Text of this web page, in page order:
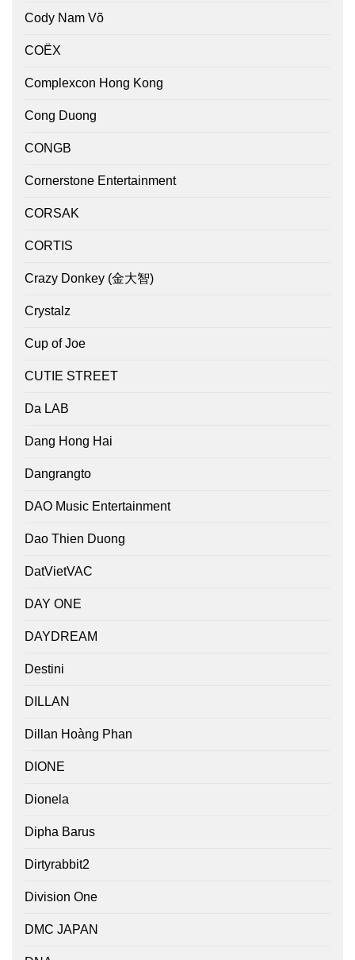
Cody Nam Võ
COËX
Complexcon Hong Kong
Cong Duong
CONGB
Cornerstone Entertainment
CORSAK
CORTIS
Crazy Donkey (金大智)
Crystalz
Cup of Joe
CUTIE STREET
Da LAB
Dang Hong Hai
Dangrangto
DAO Music Entertainment
Dao Thien Duong
DatVietVAC
DAY ONE
DAYDREAM
Destini
DILLAN
Dillan Hoàng Phan
DIONE
Dionela
Dipha Barus
Dirtyrabbit2
Division One
DMC JAPAN